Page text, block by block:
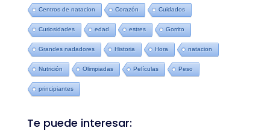
Centros de natacion Corazón Cuidados
Curiosidades edad estres Gorrito
Grandes nadadores Historia Hora natacion
Nutrición Olimpiadas Películas Peso
principiantes
Te puede interesar: